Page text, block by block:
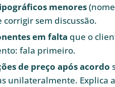
menores
corrigir sem discussão.
em falta que o
fala primeiro.
de preço após acordo
unilateralmente. Explica